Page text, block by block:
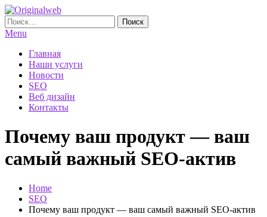
Skip
To
Content
Originalweb
Создание и продвижение сайтов
Найти:
Menu
Главная
Наши услуги
Новости
SEO
Веб дизайн
Контакты
Почему ваш продукт — ваш
самый важный SEO-актив
Home
SEO
Почему ваш продукт — ваш самый важный SEO-актив